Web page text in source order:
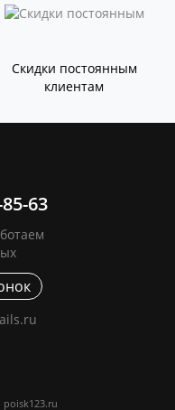
Скидки постоянным
клиентам
63